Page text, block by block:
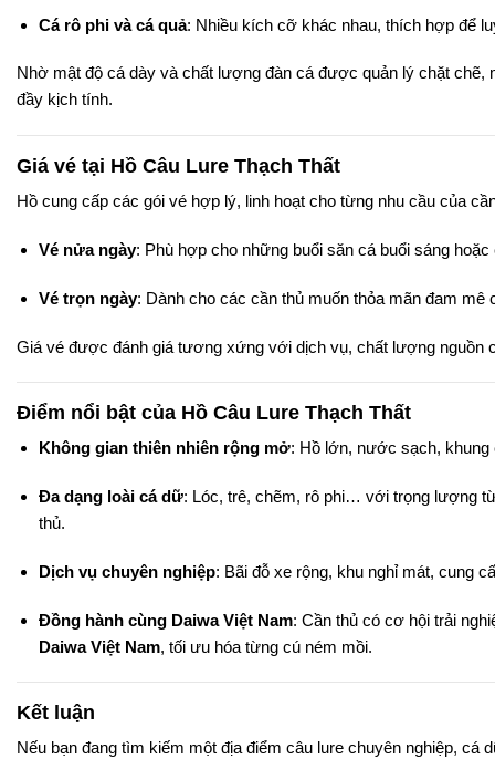
Cá rô phi và cá quả: Nhiều kích cỡ khác nhau, thích hợp để
Nhờ mật độ cá dày và chất lượng đàn cá được quản lý chặt chẽ,
đầy kịch tính.
Giá vé tại Hồ Câu Lure Thạch Thất
Hồ cung cấp các gói vé hợp lý, linh hoạt cho từng nhu cầu của
Vé nửa ngày: Phù hợp cho những buổi săn cá buổi sáng hoặc
Vé trọn ngày: Dành cho các cần thủ muốn thỏa mãn đam mê
Giá vé được đánh giá tương xứng với dịch vụ, chất lượng nguồn
Điểm nổi bật của Hồ Câu Lure Thạch Thất
Không gian thiên nhiên rộng mở: Hồ lớn, nước sạch, khung
Đa dạng loài cá dữ: Lóc, trê, chẽm, rô phi… với trọng lượng
thủ.
Dịch vụ chuyên nghiệp: Bãi đỗ xe rộng, khu nghỉ mát, cung
Đồng hành cùng Daiwa Việt Nam: Cần thủ có cơ hội trải
Daiwa Việt Nam, tối ưu hóa từng cú ném mồi.
Kết luận
Nếu bạn đang tìm kiếm một địa điểm câu lure chuyên nghiệp, cá